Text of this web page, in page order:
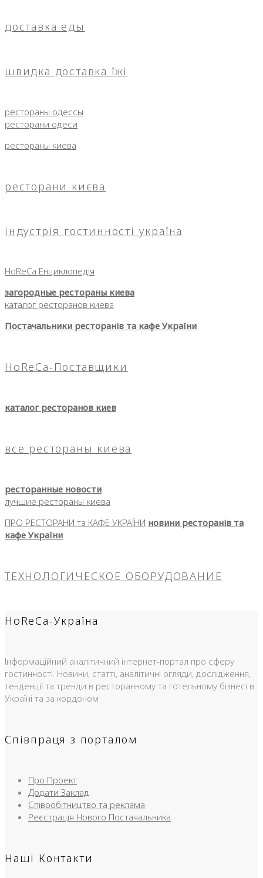
доставка еды
швидка доставка їжі
рестораны одессы
ресторани одеси
рестораны киева
ресторани києва
індустрія гостинності україна
HoReCa Енциклопедія
загородные рестораны киева
каталог ресторанов киева
Постачальники ресторанів та кафе України
HoReCa-Поставщики
каталог ресторанов киев
все рестораны киева
ресторанные новости
лучшие рестораны киева
ПРО РЕСТОРАНИ та КАФЕ УКРАЇНИ новини ресторанів та
кафе України
ТЕХНОЛОГИЧЕСКОЕ ОБОРУДОВАНИЕ
HoReCa-Україна
Інформаційний аналітичний інтернет-портал про сферу
гостинності. Новини, статті, аналітичні огляди, дослідження,
тенденції та тренди в ресторанному та готельному бізнесі в
Україні та за кордоном
Співпраця з порталом
Про Проект
Додати Заклад
Співробітництво та реклама
Реєстрація Нового Постачальника
Наші Контакти